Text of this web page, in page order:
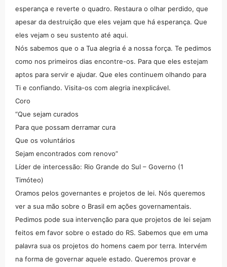
esperança e reverte o quadro. Restaura o olhar perdido, que
apesar da destruição que eles vejam que há esperança. Que
eles vejam o seu sustento até aqui.
Nós sabemos que o a Tua alegria é a nossa força. Te pedimos
como nos primeiros dias encontre-os. Para que eles estejam
aptos para servir e ajudar. Que eles continuem olhando para
Ti e confiando. Visita-os com alegria inexplicável.
Coro
“Que sejam curados
Para que possam derramar cura
Que os voluntários
Sejam encontrados com renovo”
Líder de intercessão: Rio Grande do Sul – Governo (1
Timóteo)
Oramos pelos governantes e projetos de lei. Nós queremos
ver a sua mão sobre o Brasil em ações governamentais.
Pedimos pode sua intervenção para que projetos de lei sejam
feitos em favor sobre o estado do RS. Sabemos que em uma
palavra sua os projetos do homens caem por terra. Intervém
na forma de governar aquele estado. Queremos provar e